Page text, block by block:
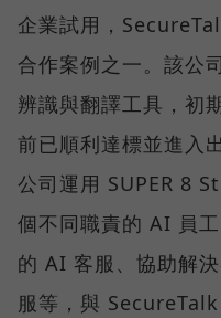
企業試用，
合作案例之一。該公
辨識與翻譯工具，初
前已順利達標並進入
公司運用 SUPER 8
個不同職責的 AI 員
的 AI 客服、協助解
服等，與